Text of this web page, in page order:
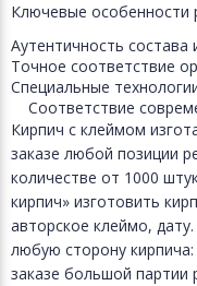
Ключевые особенности
Аутентичность состава
Точное соответствие
Специальные
Соответствие
Кирпич с клеймом
заказе любой позиции
количестве от 1000
кирпич» изготовить
авторское клеймо,
любую сторону
заказе большой партии